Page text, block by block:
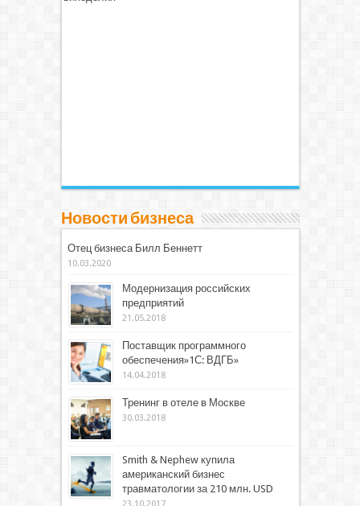
Новости бизнеса
Отец бизнеса Билл Беннетт
10.03.2020
Модернизация российских
предприятий
21.05.2018
Поставщик программного
обеспечения»1С: ВДГБ»
14.04.2018
Тренинг в отеле в Москве
30.03.2018
Smith & Nephew купила
американский бизнес
травматологии за 210 млн. USD